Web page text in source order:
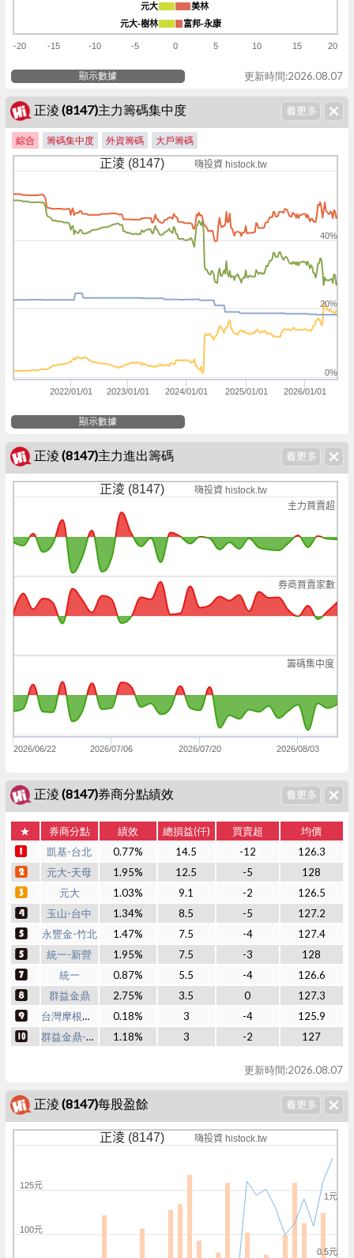
美林
美林
富邦-永康
富邦-永康
元大
元大
元大-樹林
元大-樹林
-15 -10 -5 0 5 10 15 20
-20
顯示數據 更新時間:2026.08.07
正淩 (8147)主力籌碼集中度
綜合 籌碼集中度 外資籌碼 大戶籌碼
正淩 (8147) 嗨投資 histock.tw
2022/01/01 2023/01/01 2024/01/01 2025/01/01 2026/01/01
0%
20%
40%
顯示數據
正淩 (8147)主力進出籌碼
主力買賣超
券商買賣家數
籌碼集中度
正淩 (8147) 嗨投資 histock.tw
2026/06/22 2026/07/06 2026/07/20 2026/08/03
正淩 (8147)券商分點績效
★ 券商分點 績效 總損益(仟) 買賣超
均價
凱基-台北
0.77% 14.5 -12
126.3
元大-天母
1.95% 12.5 -5
128
元大
1.03% 9.1 -2
126.5
玉山-台中
1.34% 8.5 -5
127.2
永豐金-竹北
1.47% 7.5 -4
127.4
統一-新營
1.95% 7.5 -3
128
統一
0.87% 5.5 -4
126.6
群益金鼎
2.75% 3.5 0
127.3
台灣摩根士丹利
0.18% 3 -4
125.9
群益金鼎-新莊
1.18% 3 -2 127
更新時間:2026.08.07
正淩 (8147)每股盈餘
正淩 (8147) 嗨投資 histock.tw
0.5元
1元
100元
125元